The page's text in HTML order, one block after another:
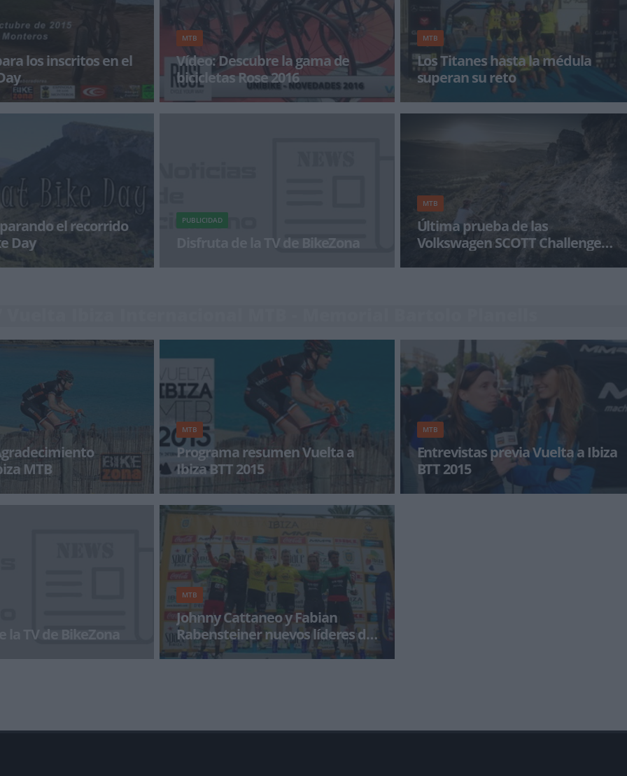
los inscritos en el
que de comienzo a este
de Fatbikers y ya está todo
MTB
Vídeo: Descubre la gama de
bicicletas Rose 2016
Oskar Aguiriano nos muestra las novedades
MTB
Los Titanes hasta la médula
superan su reto
Dos extremeños, Gonzalo Barriga Millán y
Pedro Torres Villalón, finalizaron la prueba más
el recorrido
Day
El domingo 4 de octubre se
PUBLICIDAD
Disfruta de la TV de BikeZona
MTB
Última prueba de las
Volkswagen SCOTT Challenge
Las Volkswagen SCOTT Challenge BIKE & RUN
MTB
carta de agradecimiento
MTB
Programa resumen Vuelta a
Ibiza BTT 2015
Con más de 1800 imágenes (etapas 1, 2 y 3)
publicadas, noticias y dos programas de
MTB
Entrevistas previa Vuelta a Ibiza
BTT 2015
Bikezona estuvo en la Vuelta a Ibiza BTT otro
la TV de BikeZona
MTB
Johnny Cattaneo y Fabian
Rabensteiner nuevos líderes de
la IBZMMR15
Pedro Romero y Luis Leao Pinto sufrían hasta